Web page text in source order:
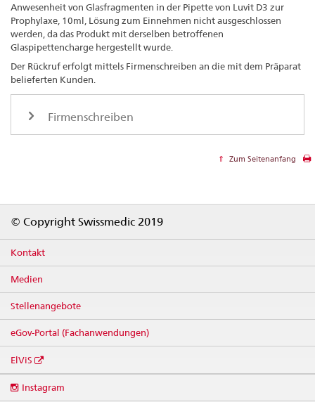
Anwesenheit von Glasfragmenten in der Pipette von Luvit D3 zur
Prophylaxe, 10ml, Lösung zum Einnehmen nicht ausgeschlossen
werden, da das Produkt mit derselben betroffenen
Glaspipettencharge hergestellt wurde.
Der Rückruf erfolgt mittels Firmenschreiben an die mit dem Präparat
belieferten Kunden.
Firmenschreiben
Zum Seitenanfang
© Copyright Swissmedic 2019
Kontakt
Medien
Stellenangebote
eGov-Portal (Fachanwendungen)
ElViS
media
Instagram